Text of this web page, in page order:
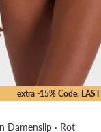
extra -15% Code: LAST
Damenslip · Rot